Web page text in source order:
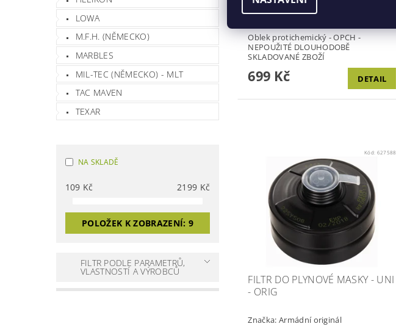
LOWA
M.F.H. (NĚMECKO)
MARBLES
MIL-TEC (NĚMECKO) - MLT
TAC MAVEN
TEXAR
NA SKLADĚ
109 Kč 2199 Kč
POLOŽEK K ZOBRAZENÍ: 9
FILTR PODLE PARAMETRŮ,
VLASTNOSTÍ A VÝROBCŮ
Oblek protichemický - OPCH -
NEPOUŽITÉ DLOUHODOBĚ
SKLADOVANÉ ZBOŽÍ
699 Kč DETAIL
Kód: 627588
FILTR DO PLYNOVÉ MASKY - UNI
- ORIG
Značka: Armádní originál